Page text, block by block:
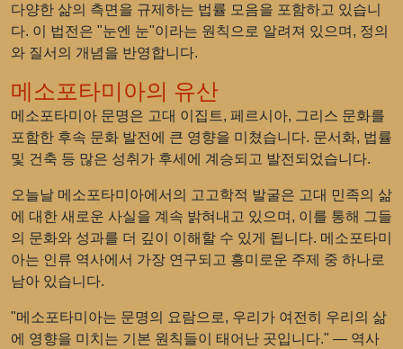
다양한 삶의 측면을 규제하는 법률 모음을 포함하고 있습니
다. 이 법전은 "눈엔 눈"이라는 원칙으로 알려져 있으며, 정의
와 질서의 개념을 반영합니다.
메소포타미아의 유산
메소포타미아 문명은 고대 이집트, 페르시아, 그리스 문화를
포함한 후속 문화 발전에 큰 영향을 미쳤습니다. 문서화, 법률
및 건축 등 많은 성취가 후세에 계승되고 발전되었습니다.
오늘날 메소포타미아에서의 고고학적 발굴은 고대 민족의 삶
에 대한 새로운 사실을 계속 밝혀내고 있으며, 이를 통해 그들
의 문화와 성과를 더 깊이 이해할 수 있게 됩니다. 메소포타미
아는 인류 역사에서 가장 연구되고 흥미로운 주제 중 하나로
남아 있습니다.
"메소포타미아는 문명의 요람으로, 우리가 여전히 우리의 삶
에 영향을 미치는 기본 원칙들이 태어난 곳입니다." — 역사